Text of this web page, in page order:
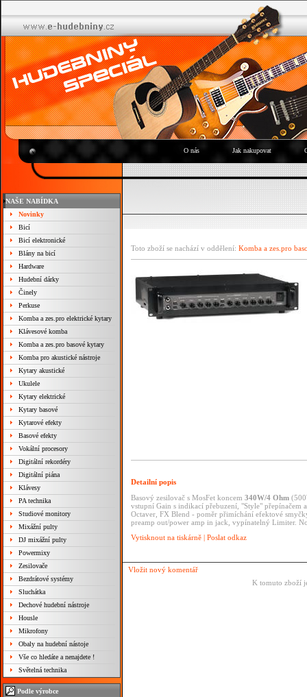
O nás Jak nakupovat
NAŠE NABÍDKA
Novinky
Bicí
Bicí elektronické
Blány na bicí
Hardware
Hudební dárky
Činely
Perkuse
Komba a zes.pro elektrické kytary
Klávesové komba
Komba a zes.pro basové kytary
Komba pro akustické nástroje
Kytary akustické
Ukulele
Kytary elektrické
Kytary basové
Kytarové efekty
Basové efekty
Vokální procesory
Digitální rekordéry
Digitální piána
Klávesy
PA technika
Studiové monitory
Mixážní pulty
DJ mixážní pulty
Powermixy
Zesilovače
Bezdrátové systémy
Sluchátka
Dechové hudební nástroje
Housle
Mikrofony
Obaly na hudební nástoje
Vše co hledáte a nenajdete !
Světelná technika
Podle výrobce
Toto zboží se nachází v oddělení: Komba a zes.pro
Detailní popis
Basový zesilovač s MosFet koncem 340W/4 Ohm
vstupní Gain s indikací přebuzení, "Style"
Octaver, FX Blend - poměr přimíchání efektové
preamp out/power amp in jack, vypínatelný Limiter.
Vytisknout na tiskárně | Poslat odkaz
Vložit nový komentář
K tomuto zboží